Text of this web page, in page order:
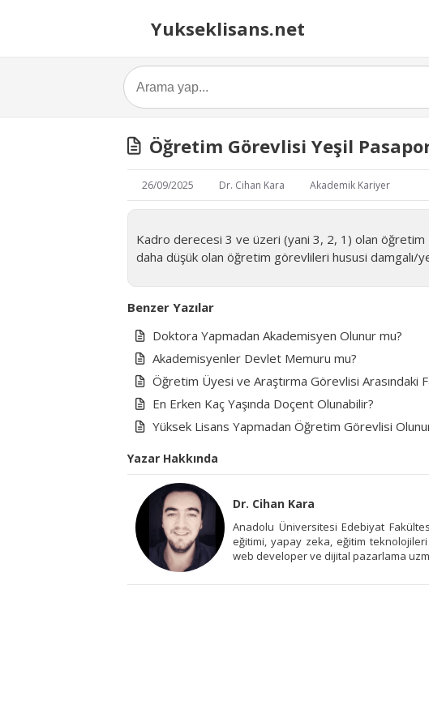
Yukseklisans.net
Öğretim Görevlisi Yeşil
26/09/2025 Dr. Cihan Kara Akademik Kariyer
Kadro derecesi 3 ve üzeri (yani 3, 2, 1) olan
daha düşük olan öğretim görevlileri hususi damgalı/
Benzer Yazılar
Doktora Yapmadan Akademisyen Olunur mu?
Akademisyenler Devlet Memuru mu?
Öğretim Üyesi ve Araştırma Görevlisi Arasındaki
En Erken Kaç Yaşında Doçent Olunabilir?
Yüksek Lisans Yapmadan Öğretim Görevlisi
Yazar Hakkında
Dr. Cihan Kara
Anadolu Üniversitesi Edebiyat
eğitimi, yapay zeka, eğitim
web developer ve dijital pazarlama